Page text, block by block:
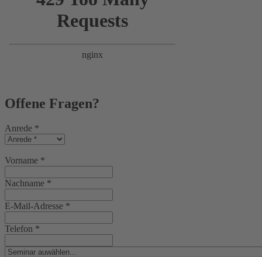
Offene Fragen?
Anrede *
Vorname *
Nachname *
E-Mail-Adresse *
Telefon *